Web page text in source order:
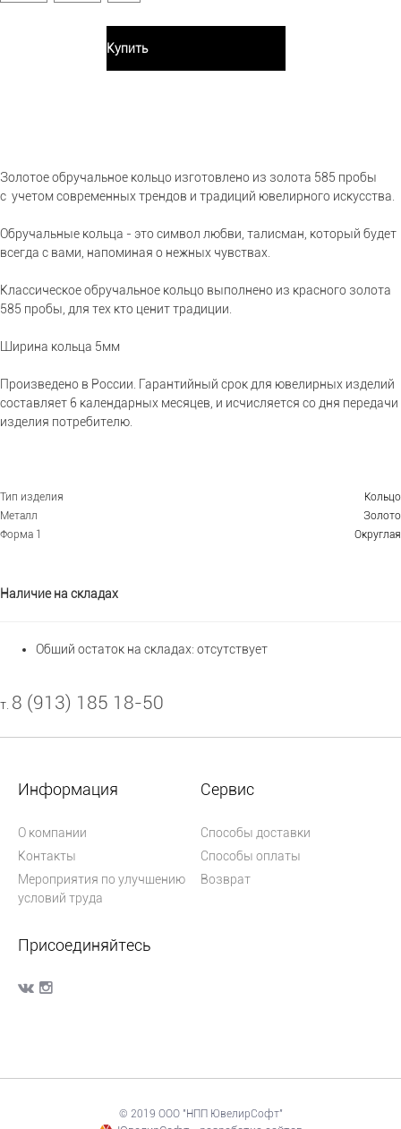
Купить
Золотое обручальное кольцо изготовлено из золота 585 пробы
с учетом современных трендов и традиций ювелирного искусства.
Обручальные кольца - это символ любви, талисман, который будет
всегда с вами, напоминая о нежных чувствах.
Классическое обручальное кольцо выполнено из красного золота
585 пробы, для тех кто ценит традиции.
Ширина кольца 5мм
Произведено в России. Гарантийный срок для ювелирных изделий
составляет 6 календарных месяцев, и исчисляется со дня передачи
изделия потребителю.
Тип изделия
Кольцо
Металл
Золото
Форма 1
Округлая
Наличие на складах
Общий остаток на складах: отсутствует
т. 8 (913) 185 18-50
Информация
О компании
Контакты
Мероприятия по улучшению
условий труда
Сервис
Способы доставки
Способы оплаты
Возврат
Присоединяйтесь
© 2019 ООО "НПП ЮвелирСофт"